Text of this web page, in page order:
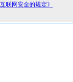
联网安全的规定》